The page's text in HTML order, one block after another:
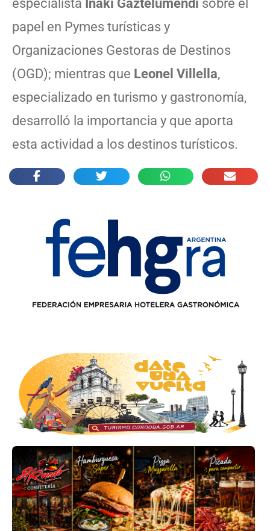
especialista Iñaki Gaztelumendi sobre el
papel en Pymes turísticas y
Organizaciones Gestoras de Destinos
(OGD); mientras que Leonel Villella,
especializado en turismo y gastronomía,
desarrolló la importancia y que aporta
esta actividad a los destinos turísticos.